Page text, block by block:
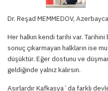
Dr. Reşad MEMMEDOV,
Her halkın kendi tarihi var.
sonuç çıkarmayan halkların ise
düşüktür. Eğer dostunu ve
geldiğinde yalnız kalırsın.
Asırlardır Kafkasya`da farklı